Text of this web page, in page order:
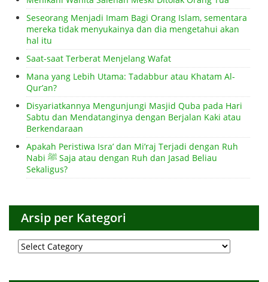
Seseorang Menjadi Imam Bagi Orang Islam, sementara
mereka tidak menyukainya dan dia mengetahui akan
hal itu
Saat-saat Terberat Menjelang Wafat
Mana yang Lebih Utama: Tadabbur atau Khatam Al-
Qur’an?
Disyariatkannya Mengunjungi Masjid Quba pada Hari
Sabtu dan Mendatanginya dengan Berjalan Kaki atau
Berkendaraan
Apakah Peristiwa Isra’ dan Mi’raj Terjadi dengan Ruh
Nabi ﷺ Saja atau dengan Ruh dan Jasad Beliau
Sekaligus?
Arsip per Kategori
Arsip
per